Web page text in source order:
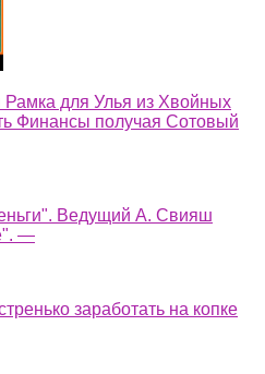
Рамка для Улья из Хвойных
Финансы получая Сотовый
Ведущий А. Свияш
—
заработать на копке